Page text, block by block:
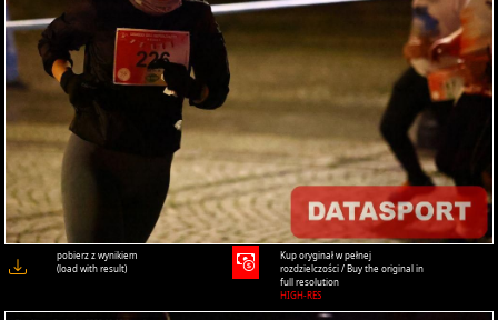
pobierz z wynikiem
(load with result)
Kup oryginał w pełnej
rozdzielczości / Buy the original in
full resolution
HIGH-RES